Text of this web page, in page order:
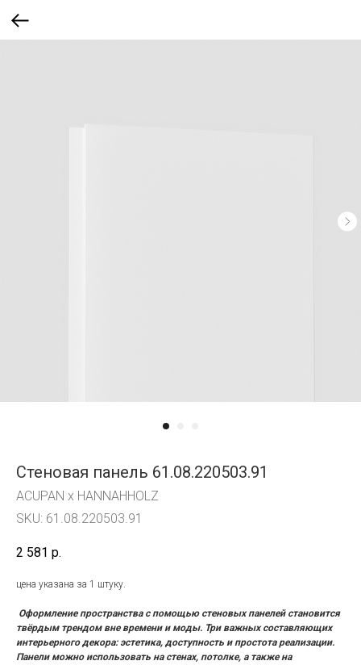
Стеновая панель 61.08.220503.91
ACUPAN x HANNAHHOLZ
SKU: 61.08.220503.91
2 581 р.
цена указана за 1 штуку.
Оформление пространства с помощью стеновых панелей становится
твёрдым трендом вне времени и моды. Три важных составляющих
интерьерного декора: эстетика, доступность и простота реализации.
Панели можно использовать на стенах, потолке, а также на